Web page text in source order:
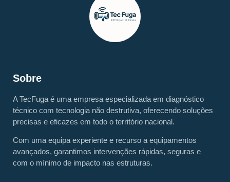
Sobre
A TecFuga é uma empresa especializada em diagnóstico
técnico com tecnologia não destrutiva, oferecendo soluções
precisas e eficazes em todo o território nacional.
Com uma equipa experiente e recurso a equipamentos
avançados, garantimos intervenções rápidas, seguras e
com o mínimo de impacto nas estruturas.